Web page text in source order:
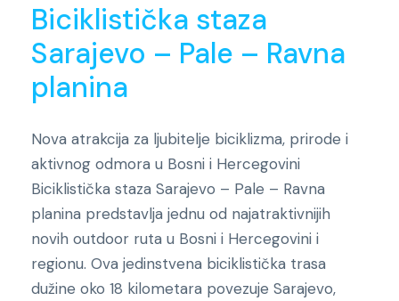
Biciklistička staza
Sarajevo – Pale – Ravna
planina
Nova atrakcija za ljubitelje biciklizma, prirode i
aktivnog odmora u Bosni i Hercegovini
Biciklistička staza Sarajevo – Pale – Ravna
planina predstavlja jednu od najatraktivnijih
novih outdoor ruta u Bosni i Hercegovini i
regionu. Ova jedinstvena biciklistička trasa
dužine oko 18 kilometara povezuje Sarajevo,